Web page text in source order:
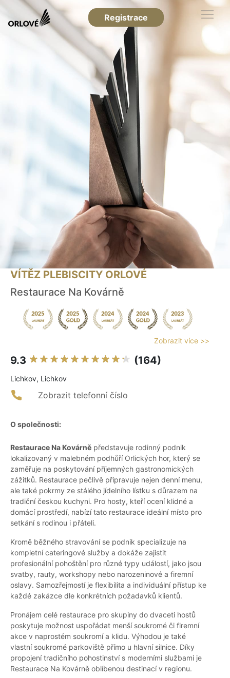
Registrace
VÍTĚZ PLEBISCITY ORLOVÉ
Restaurace Na Kovárně
Zobrazit více >>
9.3 (164)
Lichkov, Lichkov
Zobrazit telefonní číslo
O společnosti:
Restaurace Na Kovárně představuje rodinný podnik
lokalizovaný v malebném podhůří Orlických hor, který se
zaměřuje na poskytování příjemných gastronomických
zážitků. Restaurace pečlivě připravuje nejen denní menu,
ale také pokrmy ze stálého jídelního lístku s důrazem na
tradiční českou kuchyni. Pro hosty, kteří ocení klidné a
domácí prostředí, nabízí tato restaurace ideální místo pro
setkání s rodinou i přáteli.
Kromě běžného stravování se podnik specializuje na
kompletní cateringové služby a dokáže zajistit
profesionální pohoštění pro různé typy událostí, jako jsou
svatby, rauty, workshopy nebo narozeninové a firemní
oslavy. Samozřejmostí je flexibilita a individuální přístup ke
každé zakázce dle konkrétních požadavků klientů.
Pronájem celé restaurace pro skupiny do dvaceti hostů
poskytuje možnost uspořádat menší soukromé či firemní
akce v naprostém soukromí a klidu. Výhodou je také
vlastní soukromé parkoviště přímo u hlavní silnice. Díky
propojení tradičního pohostinství s moderními službami je
Restaurace Na Kovárně oblíbenou destinací v regionu.